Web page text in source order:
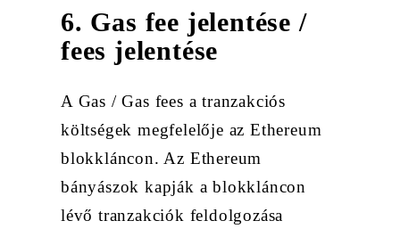
6. Gas fee jelentése /
fees jelentése
A Gas / Gas fees a tranzakciós
költségek megfelelője az Ethereum
blokkláncon. Az Ethereum
bányászok kapják a blokkláncon
lévő tranzakciók feldolgozása